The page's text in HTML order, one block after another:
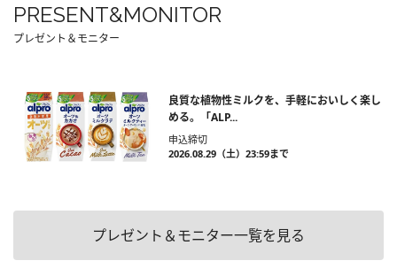
PRESENT&MONITOR
プレゼント＆モニター
良質な植物性ミルクを、手軽においしく楽し
める。「ALP...
申込締切
2026.08.29（土）23:59まで
プレゼント＆モニター一覧を見る